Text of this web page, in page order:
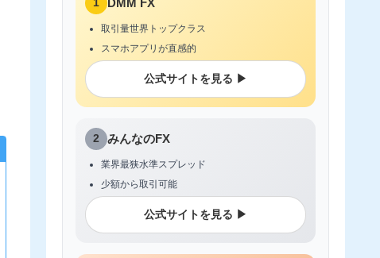
1 DMM FX
取引量世界トップクラス
スマホアプリが直感的
公式サイトを見る ▶
2 みんなのFX
業界最狭水準スプレッド
少額から取引可能
公式サイトを見る ▶